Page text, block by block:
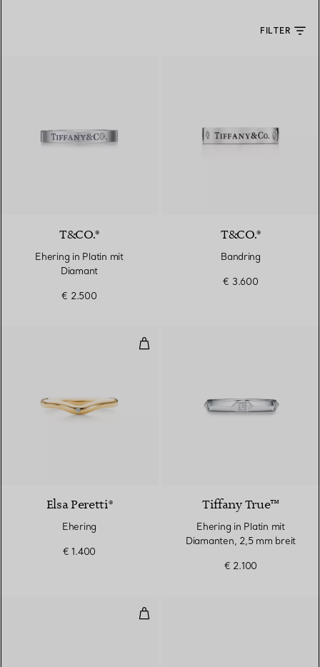
FILTER
T&CO.®
Ehering in Platin mit
Diamant
€ 2.500
T&CO.®
Bandring
€ 3.600
Ehering
Elsa Peretti®
Ehering
€ 1.400
Tiffany True™
Ehering in Platin mit
Diamanten, 2,5 mm breit
€ 2.100
Bandring